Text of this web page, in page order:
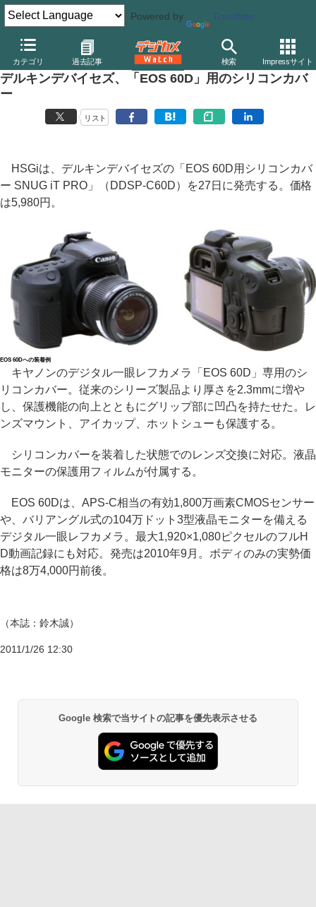
Powered by Translate
カテゴリ 過去記事 検索 Impressサイト
デジカメ Watch その他
デルキンデバイセズ、「EOS 60D」用のシリコンカバ
ー
リスト
HSGiは、デルキンデバイセズの「EOS 60D用シリコンカバ
ー SNUG iT PRO」（DDSP-C60D）を27日に発売する。価格
は5,980円。
EOS 60Dへの装着例
キヤノンのデジタル一眼レフカメラ「EOS 60D」専用のシ
リコンカバー。従来のシリーズ製品より厚さを2.3mmに増や
し、保護機能の向上とともにグリップ部に凹凸を持たせた。レ
ンズマウント、アイカップ、ホットシューも保護する。
シリコンカバーを装着した状態でのレンズ交換に対応。液晶
モニターの保護用フィルムが付属する。
EOS 60Dは、APS-C相当の有効1,800万画素CMOSセンサー
や、バリアングル式の104万ドット3型液晶モニターを備える
デジタル一眼レフカメラ。最大1,920×1,080ピクセルのフルH
D動画記録にも対応。発売は2010年9月。ボディのみの実勢価
格は8万4,000円前後。
（本誌：鈴木誠）
2011/1/26 12:30
Google 検索で当サイトの記事を優先表示させる